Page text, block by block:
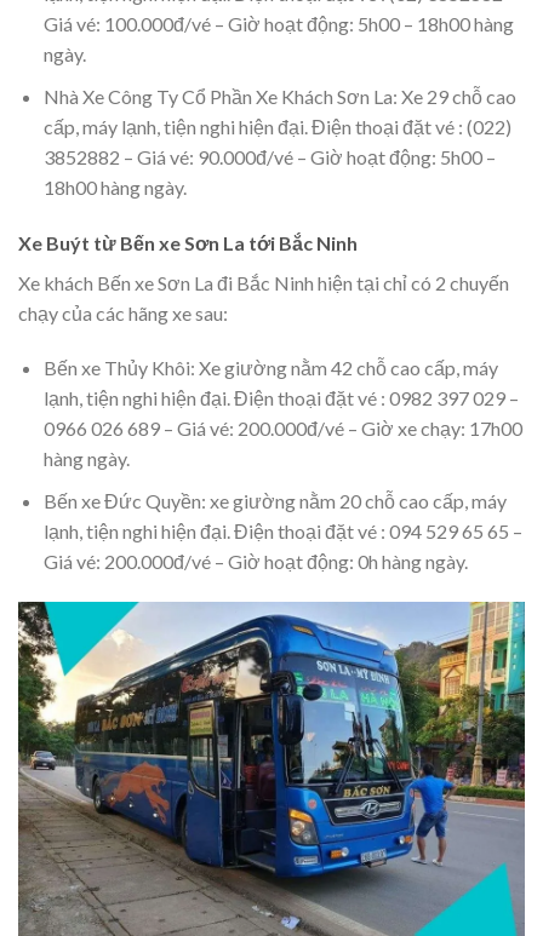
Giá vé: 100.000đ/vé – Giờ hoạt động: 5h00 – 18h00 hàng
ngày.
Nhà Xe Công Ty Cổ Phần Xe Khách Sơn La: Xe 29 chỗ cao
cấp, máy lạnh, tiện nghi hiện đại. Điện thoại đặt vé : (022)
3852882 – Giá vé: 90.000đ/vé – Giờ hoạt động: 5h00 –
18h00 hàng ngày.
Xe Buýt từ Bến xe Sơn La tới Bắc Ninh
Xe khách Bến xe Sơn La đi Bắc Ninh hiện tại chỉ có 2 chuyến
chạy của các hãng xe sau:
Bến xe Thủy Khôi: Xe giường nằm 42 chỗ cao cấp, máy
lạnh, tiện nghi hiện đại. Điện thoại đặt vé : 0982 397 029 –
0966 026 689 – Giá vé: 200.000đ/vé – Giờ xe chạy: 17h00
hàng ngày.
Bến xe Đức Quyền: xe giường nằm 20 chỗ cao cấp, máy
lạnh, tiện nghi hiện đại. Điện thoại đặt vé : 094 529 65 65 –
Giá vé: 200.000đ/vé – Giờ hoạt động: 0h hàng ngày.